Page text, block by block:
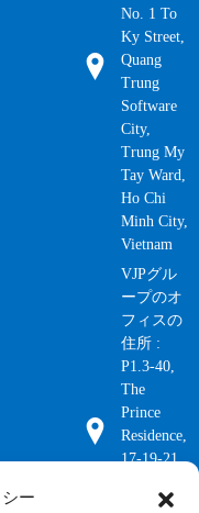
ー
No. 1 To
Ky Street,
Quang
Trung
Software
City,
Trung My
Tay Ward,
Ho Chi
Minh City,
Vietnam
VJPグル
ープのオ
フィスの
住所 :
P1.3-40,
The
Prince
Residence,
17-19-21
Van Troi